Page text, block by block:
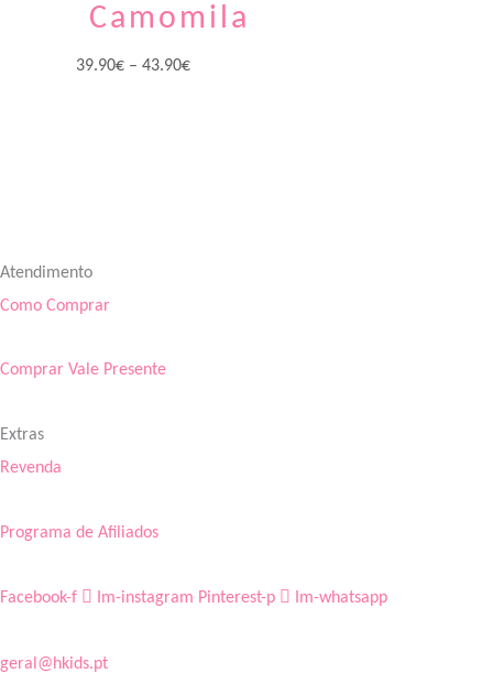
Camomila
39.90€ – 43.90€
Atendimento
Como Comprar
Comprar Vale Presente
Extras
Revenda
Programa de Afiliados
Facebook-f Im-instagram Pinterest-p Im-whatsapp
geral@hkids.pt